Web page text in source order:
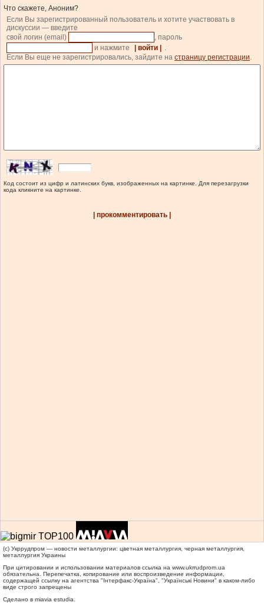
Что скажете, Аноним?
Если Вы зарегистрированный пользователь и хотите участвовать в
дискуссии — введите
свой логин (email)
, пароль
и нажмите
| войти |
.
Если Вы еще не зарегистрировались, зайдите на страницу регистрации.
Код состоит из цифр и латинских букв, изображенных на картинке. Для перезагрузки
кода кликните на картинке.
| прокомментировать |
(c) Укррудпром — новости металлургии: цветная металлургия, черная металлургия,
металлургия Украины
При цитировании и использовании материалов ссылка на www.ukrrudprom.ua
обязательна. Перепечатка, копирование или воспроизведение информации,
содержащей ссылку на агентства "Iнтерфакс-Україна", "Українськi Новини" в каком-либо
виде строго запрещены
Сделано в miavia estudia.